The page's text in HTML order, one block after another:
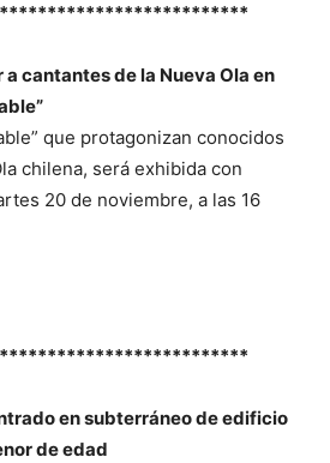
cantantes de la Nueva Ola en
que protagonizan conocidos
chilena, será exhibida con
20 de noviembre, a las 16
en subterráneo de edificio
de edad